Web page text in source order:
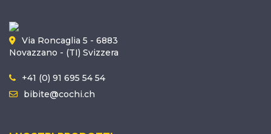
Via Roncaglia 5 - 6883
Novazzano - (TI) Svizzera
+41 (0) 91 695 54 54
bibite@cochi.ch